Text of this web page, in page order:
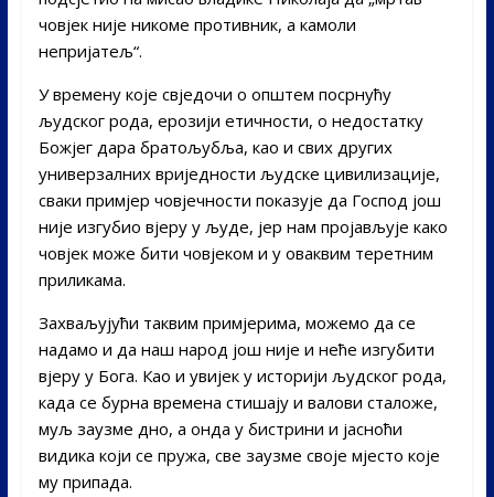
човјек није никоме противник, а камоли
непријатељ“.
У времену које свједочи о општем посрнућу
људског рода, ерозији етичности, о недостатку
Божјег дара братољубља, као и свих других
универзалних вриједности људске цивилизације,
сваки примјер човјечности показује да Господ још
није изгубио вјеру у људе, јер нам пројављује како
човјек може бити човјеком и у оваквим теретним
приликама.
Захваљујући таквим примјерима, можемо да се
надамо и да наш народ још није и неће изгубити
вјеру у Бога. Као и увијек у историји људског рода,
када се бурна времена стишају и валови сталоже,
муљ заузме дно, а онда у бистрини и јасноћи
видика који се пружа, све заузме своје мјесто које
му припада.